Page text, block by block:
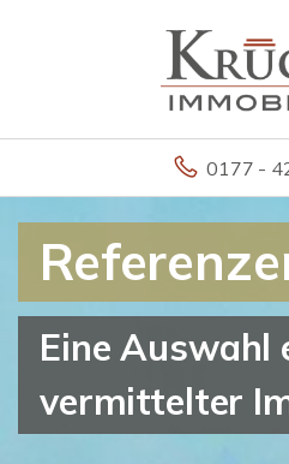
0177 -
Eine Auswahl
vermittelter